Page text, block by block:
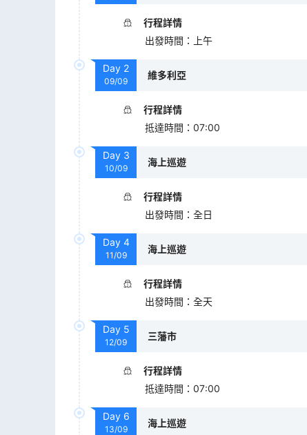
行程詳情
出發時間 ： 上午
Day 2
09/09
維多利亞
行程詳情
抵達時間 ： 07:00
Day 3
10/09
海上巡遊
行程詳情
出發時間 ： 全日
Day 4
11/09
海上巡遊
行程詳情
出發時間 ： 全天
Day 5
12/09
三藩市
行程詳情
抵達時間 ： 07:00
Day 6
13/09
海上巡遊